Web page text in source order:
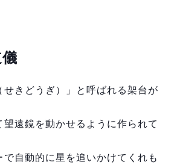
きどうぎ）」と呼ばれる架台が
望遠鏡を動かせるように作られて
自動的に星を追いかけてくれも